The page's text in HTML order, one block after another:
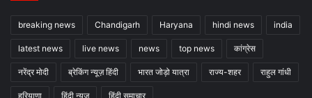
breaking news Chandigarh Haryana hindi news india
latest news live news news top news कांग्रेस
नरेंद्र मोदी ब्रेकिंग न्यूज़ हिंदी भारत जोड़ो यात्रा राज्य-शहर राहुल गांधी
हरियाणा हिंदी न्यूज हिंदी समाचार